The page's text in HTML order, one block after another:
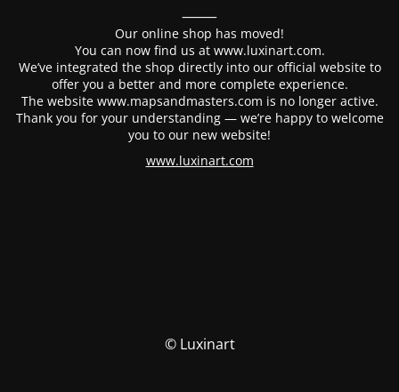
⸻
Our online shop has moved!
You can now find us at www.luxinart.com.
We’ve integrated the shop directly into our official website to
offer you a better and more complete experience.
The website www.mapsandmasters.com is no longer active.
Thank you for your understanding — we’re happy to welcome
you to our new website!
www.luxinart.com
© Luxinart